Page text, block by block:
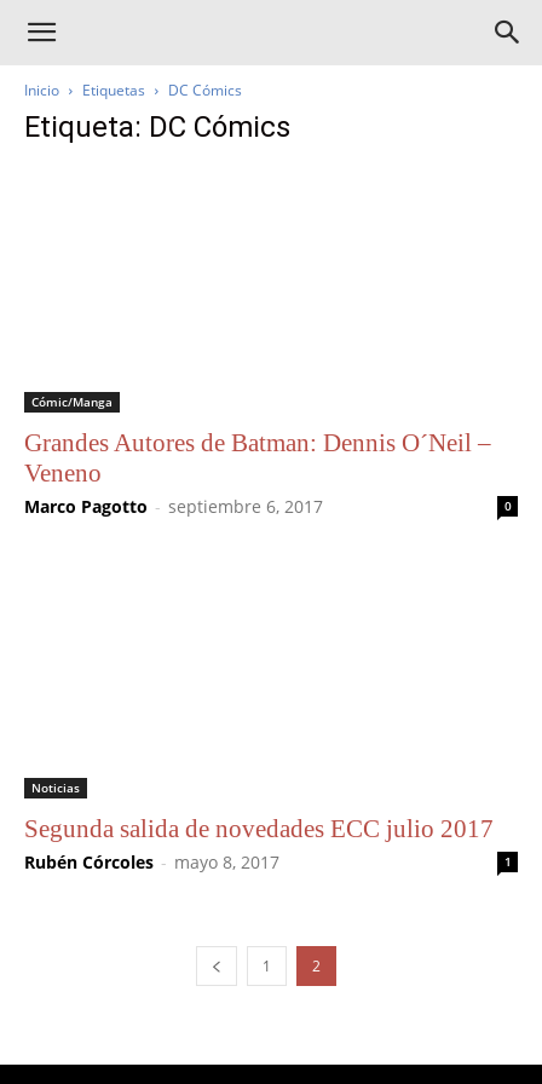
Inicio Etiquetas DC Cómics
Etiqueta: DC Cómics
Cómic/Manga
Grandes Autores de Batman: Dennis O´Neil –
Veneno
Marco Pagotto - septiembre 6, 2017 0
Noticias
Segunda salida de novedades ECC julio 2017
Rubén Córcoles - mayo 8, 2017 1
1 2